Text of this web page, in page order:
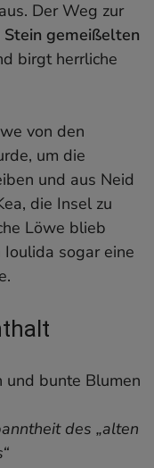
Der Weg zur
Stein gemeißelten
birgt herrliche
von den
um die
und aus Neid
die Insel zu
Löwe blieb
sogar eine
des „alten